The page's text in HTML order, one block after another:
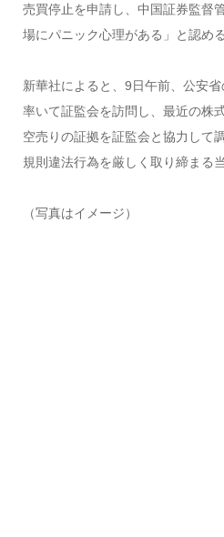
売買停止を申請し、中国証券監督
場にパニック心理がある」と認め
新華社によると、9日午前、公安
率いて証監会を訪問し、最近の株
空売りの証拠を証監会と協力して
規則違法行為を厳しく取り締まる
（写真はイメージ）